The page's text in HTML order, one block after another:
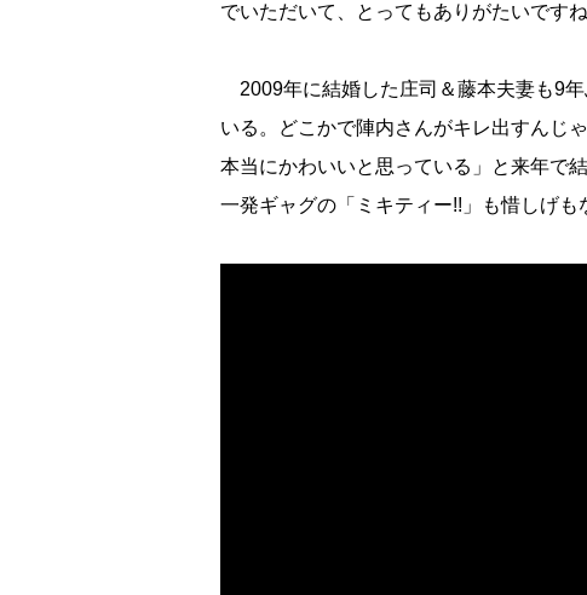
でいただいて、とってもありがたいです
2009年に結婚した庄司＆藤本夫妻も9
いる。どこかで陣内さんがキレ出すんじ
本当にかわいいと思っている」と来年で
一発ギャグの「ミキティー!!」も惜しげも